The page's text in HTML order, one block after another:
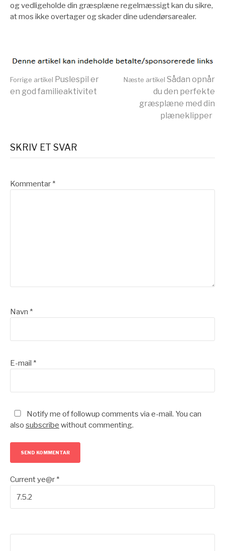
og vedligeholde din græsplæne regelmæssigt kan du sikre,
at mos ikke overtager og skader dine udendørsarealer.
Læs
Forrige artikel Puslespil er
en god familieaktivitet
Næste artikel Sådan opnår
du den perfekte
græsplæne med din
plæneklipper
SKRIV ET SVAR
Kommentar *
Navn *
E-mail *
Notify me of followup comments via e-mail. You can
also subscribe without commenting.
Current ye@r *